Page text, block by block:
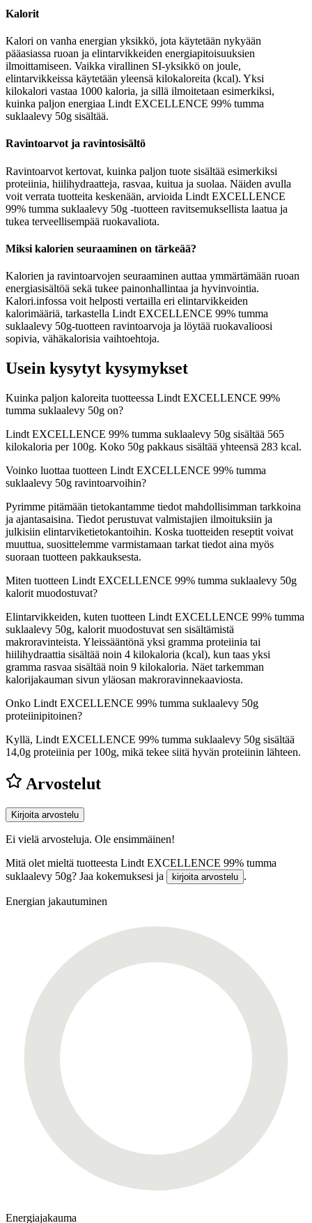
Kalorit
Kalori on vanha energian yksikkö, jota käytetään nykyään
pääasiassa ruoan ja elintarvikkeiden energiapitoisuuksien
ilmoittamiseen. Vaikka virallinen SI-yksikkö on joule,
elintarvikkeissa käytetään yleensä kilokaloreita (kcal). Yksi
kilokalori vastaa 1000 kaloria, ja sillä ilmoitetaan esimerkiksi,
kuinka paljon energiaa Lindt EXCELLENCE 99% tumma
suklaalevy 50g sisältää.
Ravintoarvot ja ravintosisältö
Ravintoarvot kertovat, kuinka paljon tuote sisältää esimerkiksi
proteiinia, hiilihydraatteja, rasvaa, kuitua ja suolaa. Näiden avulla
voit verrata tuotteita keskenään, arvioida Lindt EXCELLENCE
99% tumma suklaalevy 50g -tuotteen ravitsemuksellista laatua ja
tukea terveellisempää ruokavaliota.
Miksi kalorien seuraaminen on tärkeää?
Kalorien ja ravintoarvojen seuraaminen auttaa ymmärtämään ruoan
energiasisältöä sekä tukee painonhallintaa ja hyvinvointia.
Kalori.infossa voit helposti vertailla eri elintarvikkeiden
kalorimääriä, tarkastella Lindt EXCELLENCE 99% tumma
suklaalevy 50g-tuotteen ravintoarvoja ja löytää ruokavalioosi
sopivia, vähäkalorisia vaihtoehtoja.
Usein kysytyt kysymykset
Kuinka paljon kaloreita tuotteessa Lindt EXCELLENCE 99%
tumma suklaalevy 50g on?
Lindt EXCELLENCE 99% tumma suklaalevy 50g sisältää 565
kilokaloria per 100g. Koko 50g pakkaus sisältää yhteensä 283 kcal.
Voinko luottaa tuotteen Lindt EXCELLENCE 99% tumma
suklaalevy 50g ravintoarvoihin?
Pyrimme pitämään tietokantamme tiedot mahdollisimman tarkkoina
ja ajantasaisina. Tiedot perustuvat valmistajien ilmoituksiin ja
julkisiin elintarviketietokantoihin. Koska tuotteiden reseptit voivat
muuttua, suosittelemme varmistamaan tarkat tiedot aina myös
suoraan tuotteen pakkauksesta.
Miten tuotteen Lindt EXCELLENCE 99% tumma suklaalevy 50g
kalorit muodostuvat?
Elintarvikkeiden, kuten tuotteen Lindt EXCELLENCE 99% tumma
suklaalevy 50g, kalorit muodostuvat sen sisältämistä
makroravinteista. Yleissääntönä yksi gramma proteiinia tai
hiilihydraattia sisältää noin 4 kilokaloria (kcal), kun taas yksi
gramma rasvaa sisältää noin 9 kilokaloria. Näet tarkemman
kalorijakauman sivun yläosan makroravinnekaaviosta.
Onko Lindt EXCELLENCE 99% tumma suklaalevy 50g
proteiinipitoinen?
Kyllä, Lindt EXCELLENCE 99% tumma suklaalevy 50g sisältää
14,0g proteiinia per 100g, mikä tekee siitä hyvän proteiinin lähteen.
Arvostelut
Kirjoita arvostelu
Ei vielä arvosteluja. Ole ensimmäinen!
Mitä olet mieltä tuotteesta Lindt EXCELLENCE 99% tumma
suklaalevy 50g? Jaa kokemuksesi ja
kirjoita arvostelu .
Energian jakautuminen
Energiajakauma